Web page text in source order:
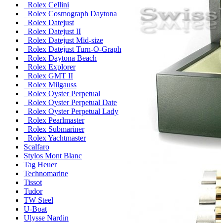
Rolex Cellini
Rolex Cosmograph Daytona
Rolex Datejust
Rolex Datejust II
Rolex Datejust Mid-size
Rolex Datejust Turn-O-Graph
Rolex Daytona Beach
Rolex Explorer
Rolex GMT II
Rolex Milgauss
Rolex Oyster Perpetual
Rolex Oyster Perpetual Date
Rolex Oyster Perpetual Lady
Rolex Pearlmaster
Rolex Submariner
Rolex Yachtmaster
Scalfaro
Stylos Mont Blanc
Tag Heuer
Technomarine
Tissot
Tudor
TW Steel
U-Boat
Ulysse Nardin